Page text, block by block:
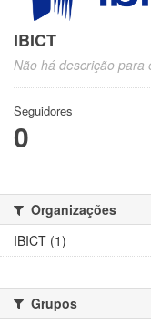
IBICT
Não há descrição para
Seguidores
0
Organizações
IBICT (1)
Grupos